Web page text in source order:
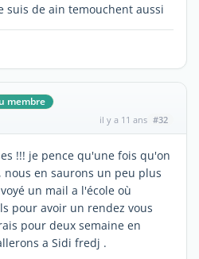
suis de ain temouchent aussi
membre
il y a 11 ans #32
!!! je pence qu'une fois qu'on
en saurons un peu plus
un mail a l'école où
pour avoir un rendez vous
pour deux semaine en
a Sidi fredj .